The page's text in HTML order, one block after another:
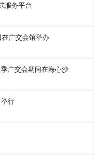
服务平台
广交会馆举办
广交会期间在海心沙
行